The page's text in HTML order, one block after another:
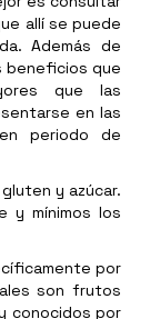
allí se puede
Además de
beneficios que
que las
en las
periodo de
y azúcar.
y mínimos los
por
son frutos
conocidos por